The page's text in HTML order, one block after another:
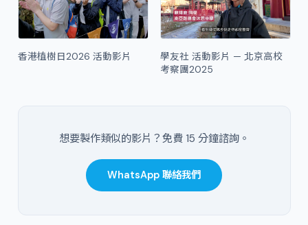
香港植樹日2026 活動影片
學友社 活動影片 — 北京高校
考察團2025
想要製作類似的影片？免費 15 分鐘諮詢。
WhatsApp 聯絡我們